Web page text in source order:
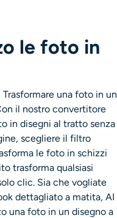
le foto in
una foto in un
il nostro convertitore
in disegni al tratto senza
scegliere il filtro
le foto in schizzi
trasforma qualsiasi
clic. Sia che vogliate
dettagliato a matita, AI
una foto in un disegno a